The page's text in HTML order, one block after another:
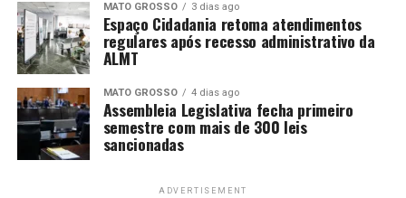
MATO GROSSO 3 dias ago
Espaço Cidadania retoma atendimentos
regulares após recesso administrativo da
ALMT
MATO GROSSO 4 dias ago
Assembleia Legislativa fecha primeiro
semestre com mais de 300 leis
sancionadas
ADVERTISEMENT